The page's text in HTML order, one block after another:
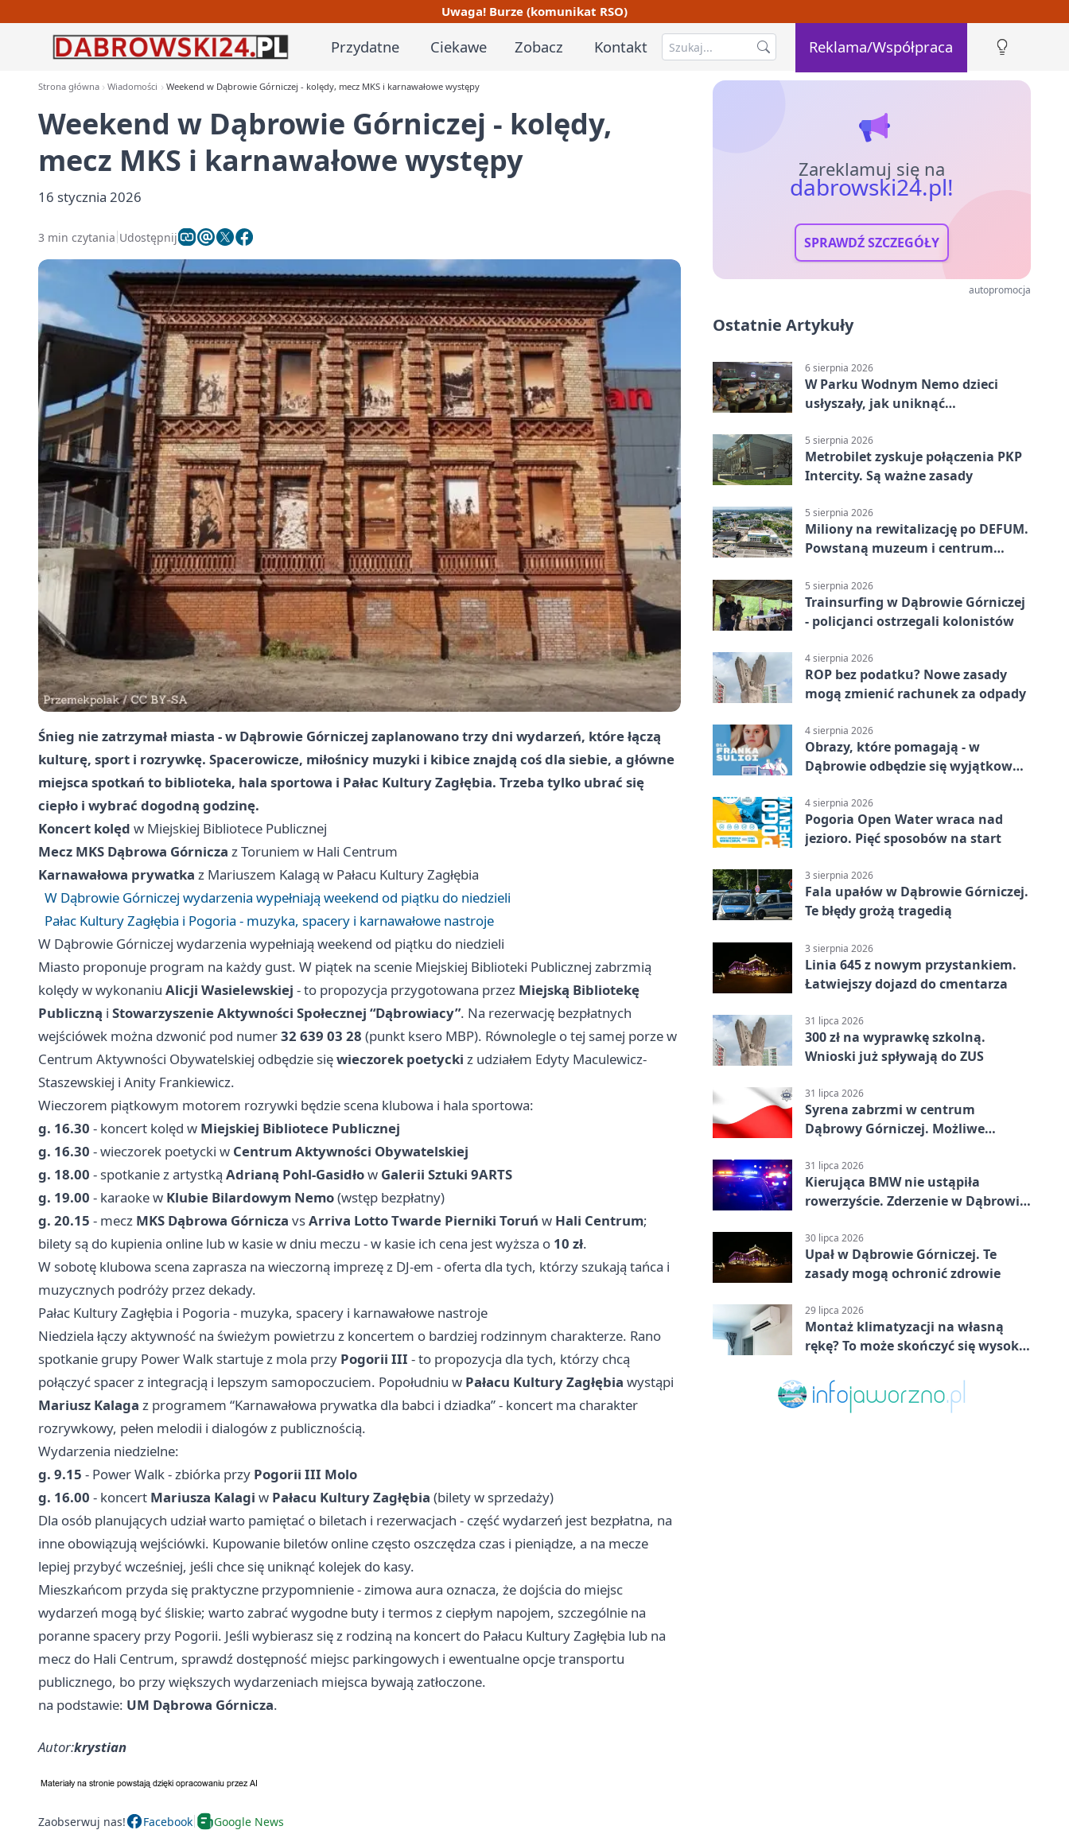
Uwaga! Burze (komunikat RSO)
Przydatne Ciekawe Zobacz Kontakt Reklama/Współpraca
Strona główna Wiadomości Weekend w Dąbrowie Górniczej - kolędy, mecz MKS i karnawałowe występy
Weekend w Dąbrowie Górniczej - kolędy,
mecz MKS i karnawałowe występy
16 stycznia 2026
3 min czytania Udostępnij
Śnieg nie zatrzymał miasta - w Dąbrowie Górniczej zaplanowano trzy dni wydarzeń, które łączą
kulturę, sport i rozrywkę. Spacerowicze, miłośnicy muzyki i kibice znajdą coś dla siebie, a główne
miejsca spotkań to biblioteka, hala sportowa i Pałac Kultury Zagłębia. Trzeba tylko ubrać się
ciepło i wybrać dogodną godzinę.
Koncert kolęd w Miejskiej Bibliotece Publicznej
Mecz MKS Dąbrowa Górnicza zToruniem w Hali Centrum
Karnawałowa prywatka z Mariuszem Kalagą w Pałacu Kultury Zagłębia
W Dąbrowie Górniczej wydarzenia wypełniają weekend od piątku do niedzieli
Pałac Kultury Zagłębia i Pogoria - muzyka, spacery i karnawałowe nastroje
W Dąbrowie Górniczej wydarzenia wypełniają weekend od piątku do niedzieli
Miasto proponuje program na każdy gust. W piątek na scenie Miejskiej Biblioteki Publicznej zabrzmią
kolędy w wykonaniu Alicji Wasielewskiej - to propozycja przygotowana przez Miejską Bibliotekę
Publiczną i Stowarzyszenie Aktywności Społecznej “Dąbrowiacy”. Na rezerwację bezpłatnych
wejściówek można dzwonić pod numer32 639 03 28 (punkt ksero MBP). Równolegle o tej samej porze w
Centrum Aktywności Obywatelskiej odbędzie sięwieczorek poetycki z udziałem Edyty Maculewicz-
Staszewskiej i Anity Frankiewicz.
Wieczorem piątkowym motorem rozrywki będzie scena klubowa i hala sportowa:
g. 16.30 - koncert kolęd w Miejskiej Bibliotece Publicznej
g. 16.30 - wieczorek poetycki w Centrum Aktywności Obywatelskiej
g. 18.00 - spotkanie z artystką Adrianą Pohl-Gasidłow Galerii Sztuki 9ARTS
g. 19.00 - karaoke w Klubie Bilardowym Nemo(wstęp bezpłatny)
g. 20.15 - mecz MKS Dąbrowa Górnicza vsArriva Lotto Twarde Pierniki Toruń w Hali Centrum;
bilety są do kupienia online lub w kasie w dniu meczu - w kasie ich cena jest wyższa o 10 zł.
W sobotę klubowa scena zaprasza na wieczorną imprezę z DJ-em - oferta dla tych, którzy szukają tańca i
muzycznych podróży przez dekady.
Pałac Kultury Zagłębia i Pogoria - muzyka, spacery i karnawałowe nastroje
Niedziela łączy aktywność na świeżym powietrzu z koncertem o bardziej rodzinnym charakterze. Rano
spotkanie grupy Power Walk startuje z mola przy Pogorii III - to propozycja dla tych, którzy chcą
połączyć spacer z integracją i lepszym samopoczuciem. Popołudniu w Pałacu Kultury Zagłębia wystąpi
Mariusz Kalaga z programem “Karnawałowa prywatka dla babci i dziadka” - koncert ma charakter
rozrywkowy, pełen melodii i dialogów z publicznością.
Wydarzenia niedzielne:
g. 9.15 - Power Walk - zbiórka przy Pogorii III Molo
g. 16.00 - koncert Mariusza Kalagi w Pałacu Kultury Zagłębia (bilety w sprzedaży)
Dla osób planujących udział warto pamiętać o biletach i rezerwacjach - część wydarzeń jest bezpłatna, na
inne obowiązują wejściówki. Kupowanie biletów online często oszczędza czas i pieniądze, a na mecze
lepiej przybyć wcześniej, jeśli chce się uniknąć kolejek do kasy.
Mieszkańcom przyda się praktyczne przypomnienie - zimowa aura oznacza, że dojścia do miejsc
wydarzeń mogą być śliskie; warto zabrać wygodne buty i termos z ciepłym napojem, szczególnie na
poranne spacery przy Pogorii. Jeśli wybierasz się z rodziną na koncert do Pałacu Kultury Zagłębia lub na
mecz do Hali Centrum, sprawdź dostępność miejsc parkingowych i ewentualne opcje transportu
publicznego, bo przy większych wydarzeniach miejsca bywają zatłoczone.
na podstawie: UM Dąbrowa Górnicza.
Autor:krystian
Zaobserwuj nas! Facebook Google News
Zareklamuj się na
dabrowski24.pl!
SPRAWDŹ SZCZEGÓŁY
autopromocja
Ostatnie Artykuły
6 sierpnia 2026
W Parku Wodnym Nemo dzieci
usłyszały, jak uniknąć
5 sierpnia 2026
Metrobilet zyskuje połączenia PKP
Intercity. Są ważne zasady
5 sierpnia 2026
Miliony na rewitalizację po DEFUM.
Powstaną muzeum i centrum
5 sierpnia 2026
Trainsurfing w Dąbrowie Górniczej
- policjanci ostrzegali kolonistów
4 sierpnia 2026
ROP bez podatku? Nowe zasady
mogą zmienić rachunek za odpady
4 sierpnia 2026
Obrazy, które pomagają - w
Dąbrowie odbędzie się wyjątkowa
4 sierpnia 2026
Pogoria Open Water wraca nad
jezioro. Pięć sposobów na start
3 sierpnia 2026
Fala upałów w Dąbrowie Górniczej.
Te błędy grożą tragedią
3 sierpnia 2026
Linia 645 z nowym przystankiem.
Łatwiejszy dojazd do cmentarza
31 lipca 2026
300 zł na wyprawkę szkolną.
Wnioski już spływają do ZUS
31 lipca 2026
Syrena zabrzmi w centrum
Dąbrowy Górniczej. Możliwe
31 lipca 2026
Kierująca BMW nie ustąpiła
rowerzyście. Zderzenie w Dąbrowie
30 lipca 2026
Upał w Dąbrowie Górniczej. Te
zasady mogą ochronić zdrowie
29 lipca 2026
Montaż klimatyzacji na własną
rękę? To może skończyć się wysoką